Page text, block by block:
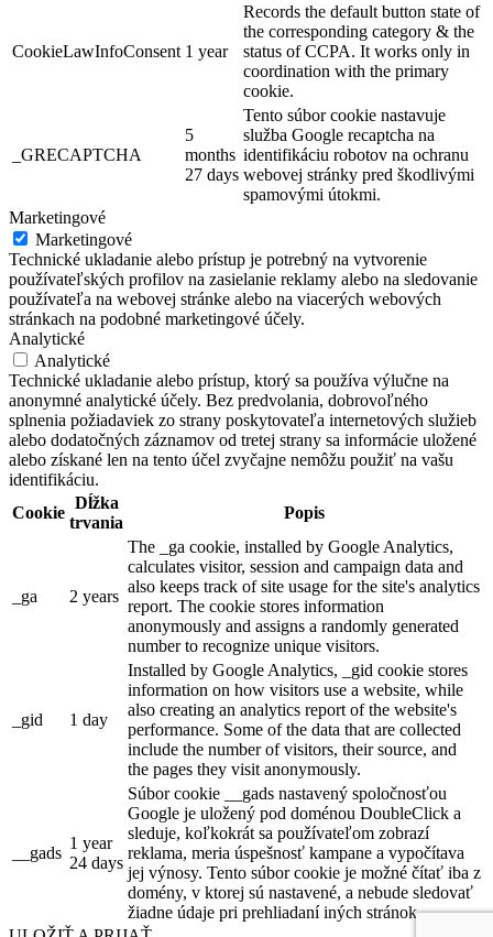
CookieLawInfoConsent 1 year
Records the default button state of
the corresponding category & the
status of CCPA. It works only in
coordination with the primary
cookie.
_GRECAPTCHA
5
months
27 days
Tento súbor cookie nastavuje
služba Google recaptcha na
identifikáciu robotov na ochranu
webovej stránky pred škodlivými
spamovými útokmi.
Marketingové
Marketingové
Technické ukladanie alebo prístup je potrebný na vytvorenie
používateľských profilov na zasielanie reklamy alebo na sledovanie
používateľa na webovej stránke alebo na viacerých webových
stránkach na podobné marketingové účely.
Analytické
Analytické
Technické ukladanie alebo prístup, ktorý sa používa výlučne na
anonymné analytické účely. Bez predvolania, dobrovoľného
splnenia požiadaviek zo strany poskytovateľa internetových služieb
alebo dodatočných záznamov od tretej strany sa informácie uložené
alebo získané len na tento účel zvyčajne nemôžu použiť na vašu
identifikáciu.
Cookie
Dĺžka
trvania
Popis
_ga 2 years
The _ga cookie, installed by Google Analytics,
calculates visitor, session and campaign data and
also keeps track of site usage for the site's analytics
report. The cookie stores information
anonymously and assigns a randomly generated
number to recognize unique visitors.
_gid 1 day
Installed by Google Analytics, _gid cookie stores
information on how visitors use a website, while
also creating an analytics report of the website's
performance. Some of the data that are collected
include the number of visitors, their source, and
the pages they visit anonymously.
__gads
1 year
24 days
Súbor cookie __gads nastavený spoločnosťou
Google je uložený pod doménou DoubleClick a
sleduje, koľkokrát sa používateľom zobrazí
reklama, meria úspešnosť kampane a vypočítava
jej výnosy. Tento súbor cookie je možné čítať iba z
domény, v ktorej sú nastavené, a nebude sledovať
žiadne údaje pri prehliadaní iných stránok.